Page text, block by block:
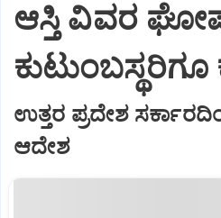
ಆಸ್ತಿ ವಿವರ
ಉತ್ತರ ಪ್ರದೇಶ
ಆದೇಶ